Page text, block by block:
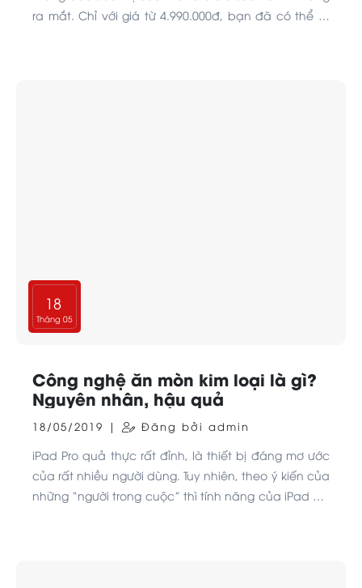
ra mắt. Chỉ với giá từ 4.990.000đ, bạn đã có thể sở
18
Tháng 05
Công nghệ ăn mòn kim loại là gì?
Nguyên nhân, hậu quả
18/05/2019 | Đăng bởi admin
iPad Pro quả thực rất đỉnh, là thiết bị đáng mơ ước
của rất nhiều người dùng. Tuy nhiên, theo ý kiến của
những “người trong cuộc” thì tính năng của iPad Pro